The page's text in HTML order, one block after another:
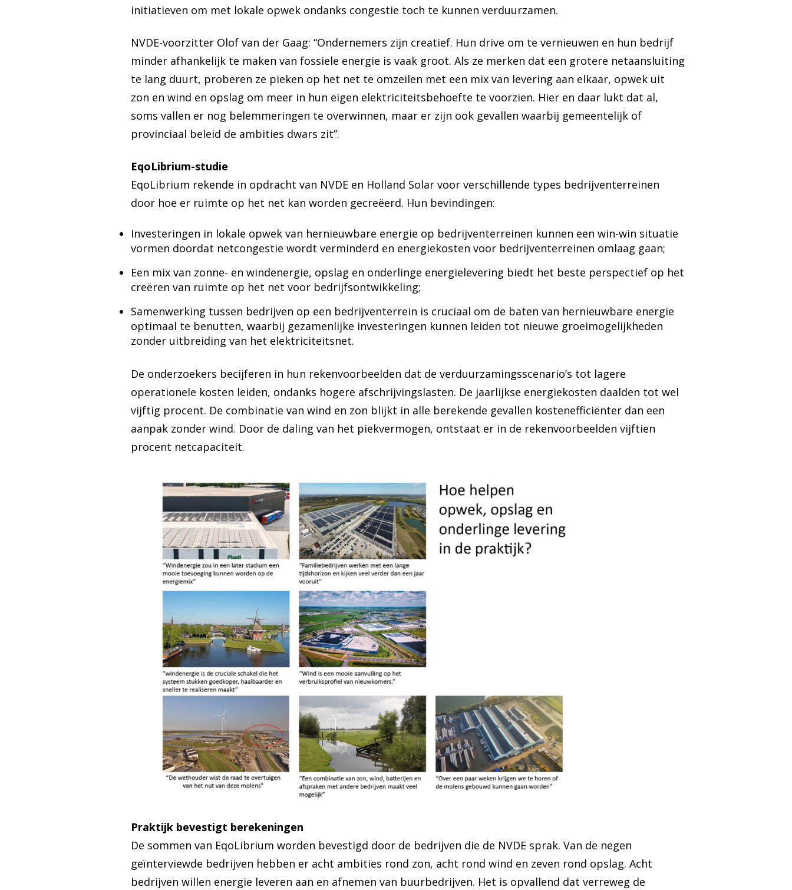
initiatieven om met lokale opwek ondanks congestie toch te kunnen verduurzamen.
NVDE-voorzitter Olof van der Gaag: “Ondernemers zijn creatief. Hun drive om te vernieuwen en hun bedrijf
minder afhankelijk te maken van fossiele energie is vaak groot. Als ze merken dat een grotere netaansluiting
te lang duurt, proberen ze pieken op het net te omzeilen met een mix van levering aan elkaar, opwek uit
zon en wind en opslag om meer in hun eigen elektriciteitsbehoefte te voorzien. Hier en daar lukt dat al,
soms vallen er nog belemmeringen te overwinnen, maar er zijn ook gevallen waarbij gemeentelijk of
provinciaal beleid de ambities dwars zit”.
EqoLibrium-studie
EqoLibrium rekende in opdracht van NVDE en Holland Solar voor verschillende types bedrijventerreinen
door hoe er ruimte op het net kan worden gecreëerd. Hun bevindingen:
Investeringen in lokale opwek van hernieuwbare energie op bedrijventerreinen kunnen een win-win situatie
vormen doordat netcongestie wordt verminderd en energiekosten voor bedrijventerreinen omlaag gaan;
Een mix van zonne- en windenergie, opslag en onderlinge energielevering biedt het beste perspectief op het
creëren van ruimte op het net voor bedrijfsontwikkeling;
Samenwerking tussen bedrijven op een bedrijventerrein is cruciaal om de baten van hernieuwbare energie
optimaal te benutten, waarbij gezamenlijke investeringen kunnen leiden tot nieuwe groeimogelijkheden
zonder uitbreiding van het elektriciteitsnet.
De onderzoekers becijferen in hun rekenvoorbeelden dat de verduurzamingsscenario’s tot lagere
operationele kosten leiden, ondanks hogere afschrijvingslasten. De jaarlijkse energiekosten daalden tot wel
vijftig procent. De combinatie van wind en zon blijkt in alle berekende gevallen kostenefficiënter dan een
aanpak zonder wind. Door de daling van het piekvermogen, ontstaat er in de rekenvoorbeelden vijftien
procent netcapaciteit.
Praktijk bevestigt berekeningen
De sommen van EqoLibrium worden bevestigd door de bedrijven die de NVDE sprak. Van de negen
geïnterviewde bedrijven hebben er acht ambities rond zon, acht rond wind en zeven rond opslag. Acht
bedrijven willen energie leveren aan en afnemen van buurbedrijven. Het is opvallend dat verreweg de